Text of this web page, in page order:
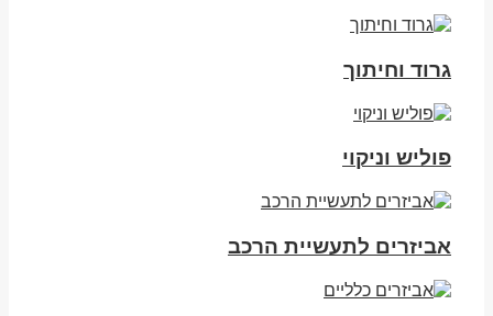
גרוד וחיתוך
פוליש וניקוי
אביזרים לתעשיית הרכב